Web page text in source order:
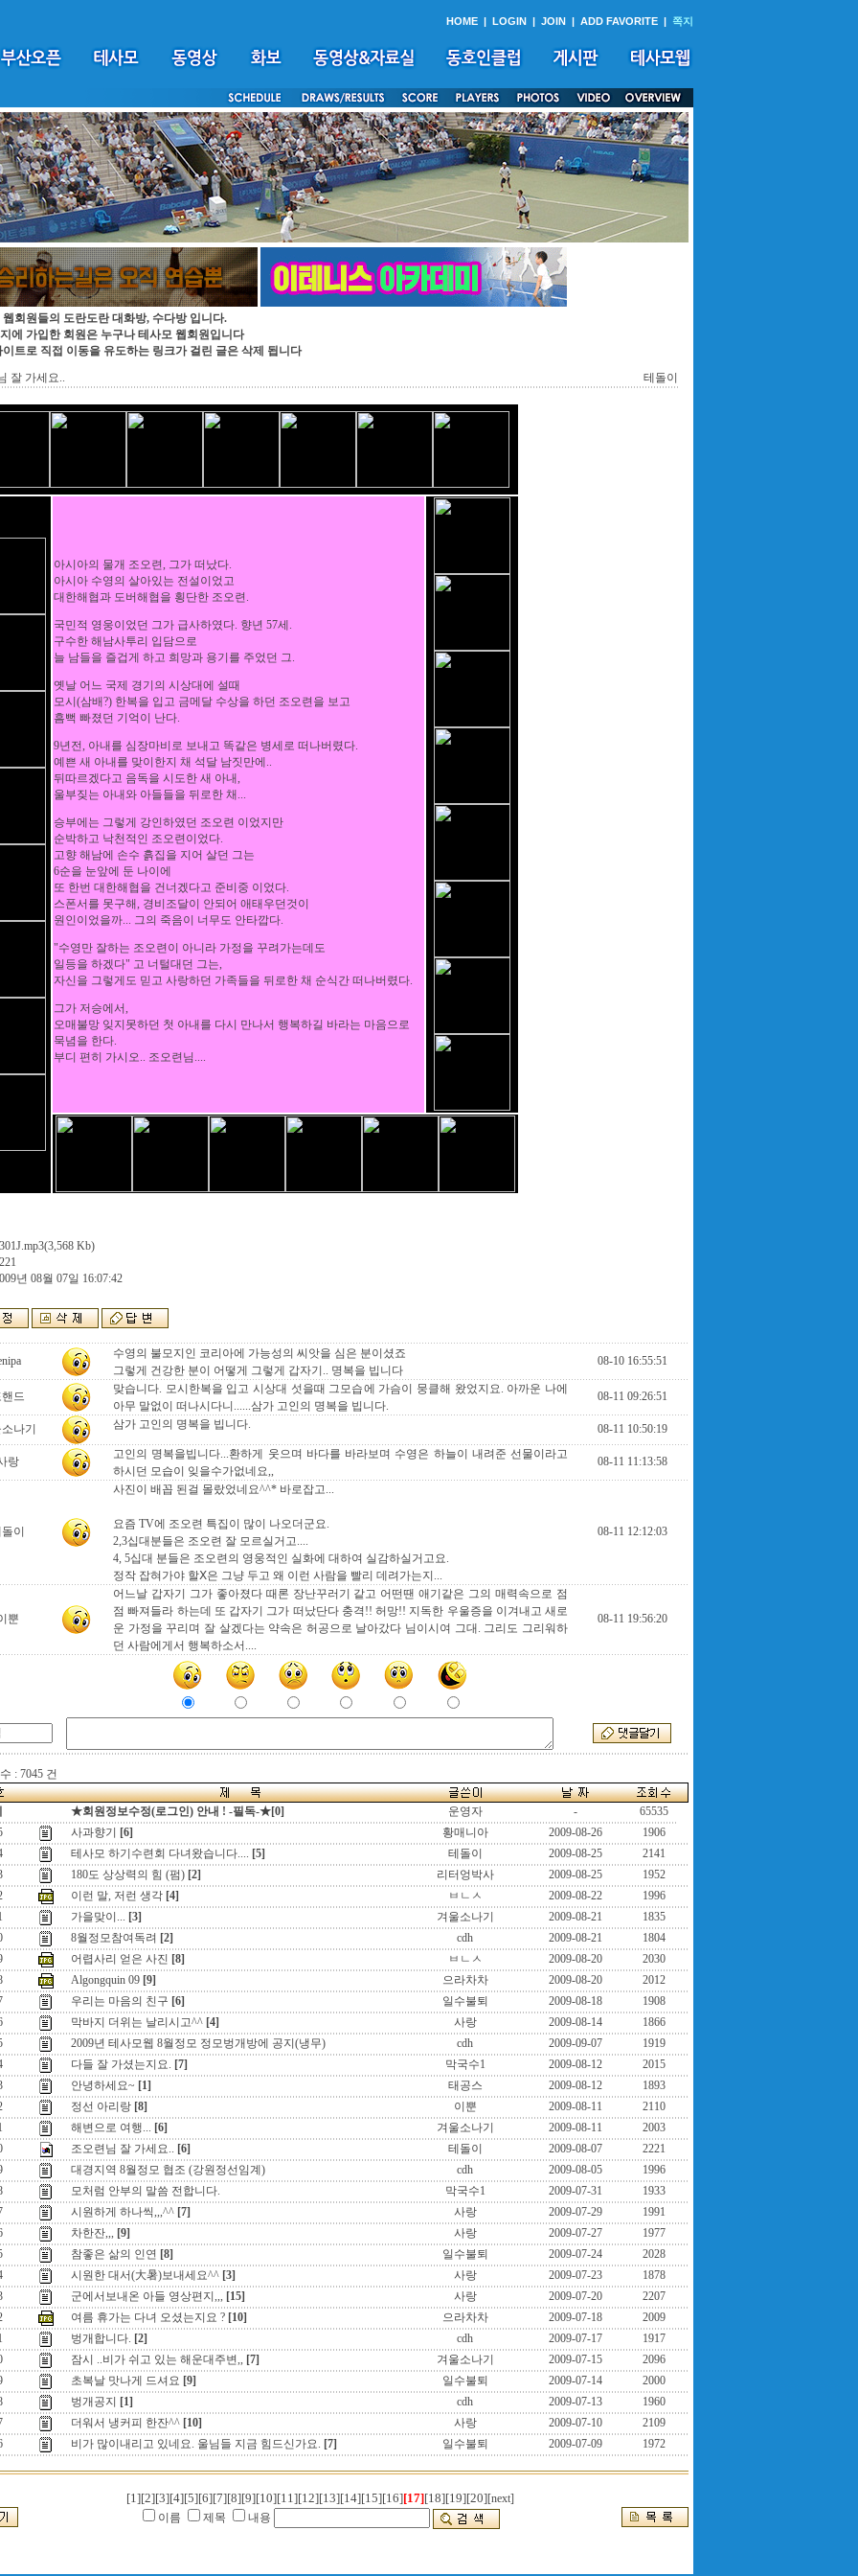
HOME | LOGIN | JOIN | ADD FAVORITE | 쪽지
회원들의 도란도란 대화방, 수다방 입니다.
에 가입한 회원은 누구나 테사모 웹회원입니다
트로 직접 이동을 유도하는 링크가 걸린 글은 삭제 됩니다
잘 가세요..
테돌이
아시아의 물개 조오련, 그가 떠났다.
아시아 수영의 살아있는 전설이었고
대한해협과 도버해협을 횡단한 조오련.
국민적 영웅이었던 그가 급사하였다. 향년 57세.
구수한 해남사투리 입담으로
늘 남들을 즐겁게 하고 희망과 용기를 주었던 그.
옛날 어느 국제 경기의 시상대에 설때
모시(삼배?) 한복을 입고 금메달 수상을 하던 조오련을 보고
흠뻑 빠졌던 기억이 난다.
9년전, 아내를 심장마비로 보내고 똑같은 병세로 떠나버렸다.
예쁜 새 아내를 맞이한지 채 석달 남짓만에..
뒤따르겠다고 음독을 시도한 새 아내,
울부짖는 아내와 아들들을 뒤로한 채...
승부에는 그렇게 강인하였던 조오련 이었지만
순박하고 낙천적인 조오련이었다.
고향 해남에 손수 흙집을 지어 살던 그는
6순을 눈앞에 둔 나이에
또 한번 대한해협을 건너겠다고 준비중 이었다.
스폰서를 못구해, 경비조달이 안되어 애태우던것이
원인이었을까... 그의 죽음이 너무도 안타깝다.
"수영만 잘하는 조오련이 아니라 가정을 꾸려가는데도
일등을 하겠다" 고 너털대던 그는,
자신을 그렇게도 믿고 사랑하던 가족들을 뒤로한 채 순식간 떠나버렸다.
그가 저승에서,
오매불망 잊지못하던 첫 아내를 다시 만나서 행복하길 바라는 마음으로
묵념을 한다.
부디 편히 가시오.. 조오련님....
(3,568 Kb)
년 08월 07일 16:07:42
수영의 불모지인 코리아에 가능성의 씨앗을 심은 분이셨죠
그렇게 건강한 분이 어떻게 그렇게 갑자기.. 명복을 빕니다
08-10 16:55:51
드
맞습니다. 모시한복을 입고 시상대 섯을때 그모습에 가슴이 뭉클해 왔었지요. 아까운 나에
아무 말없이 떠나시다니......삼가 고인의 명복을 빕니다.
08-11 09:26:51
나기 삼가 고인의 명복을 빕니다. 08-11 10:50:19
랑
고인의 명복을빕니다...환하게 웃으며 바다를 바라보며 수영은 하늘이 내려준 선물이라고
하시던 모습이 잊을수가없네요,,
08-11 11:13:58
이
사진이 배꼽 된걸 몰랐었네요^^* 바로잡고...
요즘 TV에 조오련 특집이 많이 나오더군요.
2,3십대분들은 조오련 잘 모르실거고....
4, 5십대 분들은 조오련의 영웅적인 실화에 대하여 실감하실거고요.
정작 잡혀가야 할Ⅹ은 그냥 두고 왜 이런 사람을 빨리 데려가는지...
08-11 12:12:03
뿐
어느날 갑자기 그가 좋아졌다 때론 장난꾸러기 같고 어떤땐 애기같은 그의 매력속으로 점
점 빠져들라 하는데 또 갑자기 그가 떠났단다 충격!! 허망!! 지독한 우울증을 이겨내고 새로
운 가정을 꾸리며 잘 살겠다는 약속은 허공으로 날아갔다 님이시여 그대. 그리도 그리워하
던 사람에게서 행복하소서....
08-11 19:56:20
: 7045 건
★회원정보수정(로그인) 안내 ! -필독-★[0] 운영자 -
65535
사과향기 [6] 황매니아 2009-08-26
1906
테사모 하기수련회 다녀왔습니다.... [5] 테돌이 2009-08-25
2141
180도 상상력의 힘 (펌) [2] 리터엉박사 2009-08-25
1952
이런 말, 저런 생각 [4] ㅂㄴㅅ 2009-08-22
1996
가을맞이... [3] 겨울소나기 2009-08-21
1835
8월정모참여독려 [2] cdh 2009-08-21
1804
어렵사리 얻은 사진 [8] ㅂㄴㅅ 2009-08-20
2030
Algongquin 09 [9] 으라차차 2009-08-20
2012
우리는 마음의 친구 [6] 일수불퇴 2009-08-18
1908
막바지 더위는 날리시고^^ [4] 사랑 2009-08-14
1866
2009년 테사모웹 8월정모 정모벙개방에 공지(냉무) cdh 2009-09-07
1919
다들 잘 가셨는지요. [7] 막국수1 2009-08-12
2015
안녕하세요~ [1] 태공스 2009-08-12
1893
정선 아리랑 [8] 이뿐 2009-08-11
2110
해변으로 여행... [6] 겨울소나기 2009-08-11
2003
조오련님 잘 가세요.. [6] 테돌이 2009-08-07
2221
대경지역 8월정모 협조 (강원정선임계) cdh 2009-08-05
1996
모처럼 안부의 말씀 전합니다. 막국수1 2009-07-31
1933
시원하게 하나씩,,,^^ [7] 사랑 2009-07-29
1991
차한잔,,, [9] 사랑 2009-07-27
1977
참좋은 삶의 인연 [8] 일수불퇴 2009-07-24
2028
시원한 대서(大暑)보내세요^^ [3] 사랑 2009-07-23
1878
군에서보내온 아들 영상편지,,, [15] 사랑 2009-07-20
2207
여름 휴가는 다녀 오셨는지요 ? [10] 으라차차 2009-07-18
2009
벙개합니다. [2] cdh 2009-07-17
1917
잠시 ..비가 쉬고 있는 해운대주변,, [7] 겨울소나기 2009-07-15
2096
초복날 맛나게 드셔요 [9] 일수불퇴 2009-07-14
2000
벙개공지 [1] cdh 2009-07-13
1960
더워서 냉커피 한잔^^ [10] 사랑 2009-07-10
2109
비가 많이내리고 있네요. 울님들 지금 힘드신가요. [7] 일수불퇴 2009-07-09 1972
[1][2][3][4][5][6][7][8][9][10][11][12][13][14][15][16][17][18][19][20][next]
이름
제목 내용